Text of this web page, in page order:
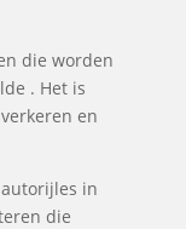
die worden
. Het is
en
in
die